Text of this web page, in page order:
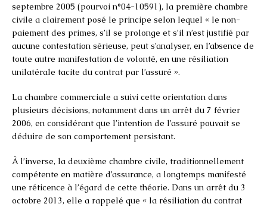
septembre 2005 (pourvoi n°04-10591), la première chambre
civile a clairement posé le principe selon lequel « le non-
paiement des primes, s’il se prolonge et s’il n’est justifié par
aucune contestation sérieuse, peut s’analyser, en l’absence de
toute autre manifestation de volonté, en une résiliation
unilatérale tacite du contrat par l’assuré ».
La chambre commerciale a suivi cette orientation dans
plusieurs décisions, notamment dans un arrêt du 7 février
2006, en considérant que l’intention de l’assuré pouvait se
déduire de son comportement persistant.
À l’inverse, la deuxième chambre civile, traditionnellement
compétente en matière d’assurance, a longtemps manifesté
une réticence à l’égard de cette théorie. Dans un arrêt du 3
octobre 2013, elle a rappelé que « la résiliation du contrat